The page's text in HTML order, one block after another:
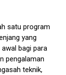
satu program
yang
bagi para
pengalaman
teknik,